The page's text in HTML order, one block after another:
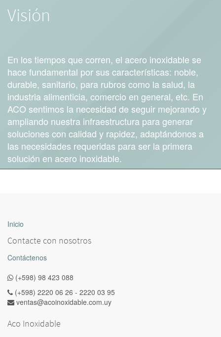
Visión
En los tiempos que corren, el acero inoxidable se
hace fundamental por sus características: noble,
durable, sanitario, para rubros como la salud, la
industria alimenticia, comercio en general, etc. En
ACO sentimos la necesidad de seguir mejorando y
ampliando nuestra infraestructura para generar
soluciones con calidad y rapidez, adaptándonos a
las necesidades requeridas para ser la primera
solución en acero inoxidable.
Inicio
Contacte con nosotros
Contáctenos
(+598) 98 423 088
(+598) 2220 06 26 - 2220 03 95
ventas@acoinoxidable.com.uy
Aco Inoxidable